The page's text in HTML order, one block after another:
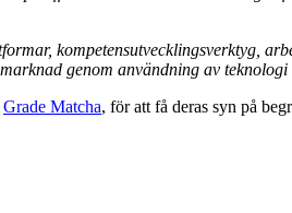
kompetensutvecklingsverktyg,
genom användning av
Grade Matcha, för att få deras syn på